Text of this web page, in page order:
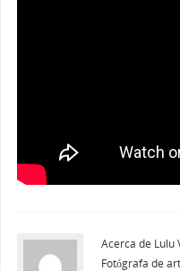
Acerca de Lulu
Fotógrafa de